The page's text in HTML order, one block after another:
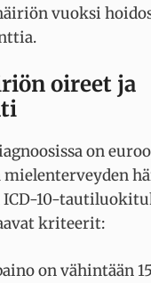
vuoksi
oireet ja
on
mielenterveyden
ICD-10-
kriteerit:
on vähintään